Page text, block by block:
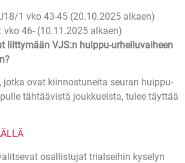
1 vko 43-45 (20.10.2025 alkaen)
46- (10.11.2025 alkaen)
liittymään VJS:n huippu-urheiluvaiheen
jotka ovat kiinnostuneita seuran huippu-
tähtäävistä joukkueista, tulee täyttää
osallistujat trialseihin kyselyn